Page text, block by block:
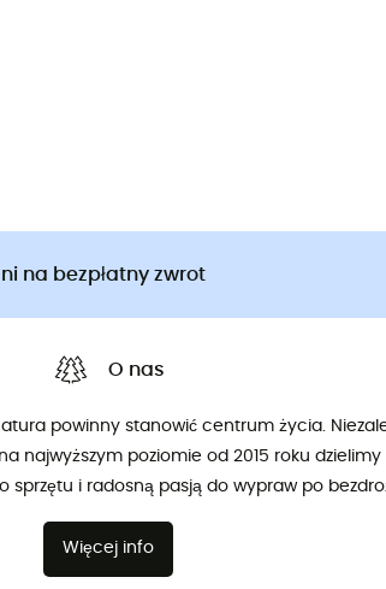
na bezpłatny zwrot
O nas
powinny stanowić centrum życia.
najwyższym poziomie od 2015 roku
sprzętu i radosną pasją do wypraw po
Więcej info